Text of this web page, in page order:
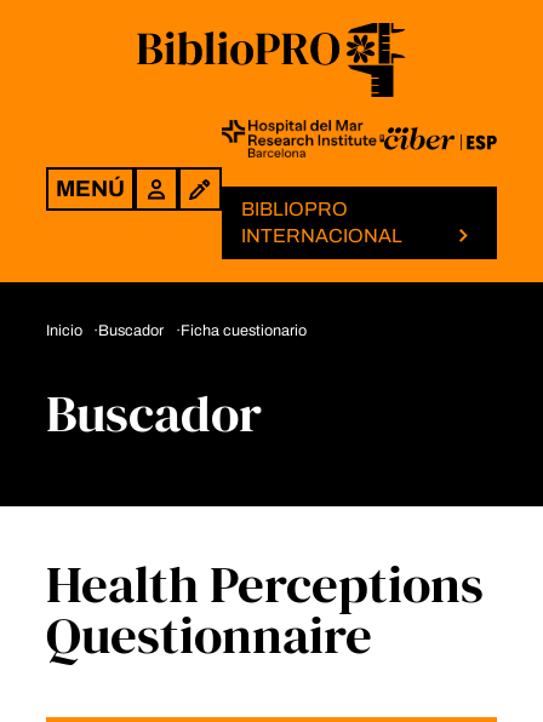
MENÚ Login
BIBLIOPRO
INTERNACIONAL
Inicio Buscador Ficha cuestionario
Buscador
Health Perceptions
Questionnaire